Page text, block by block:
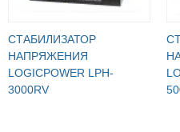
СТАБИЛИЗАТОР
НАПРЯЖЕНИЯ
LOGICPOWER LPH-
3000RV